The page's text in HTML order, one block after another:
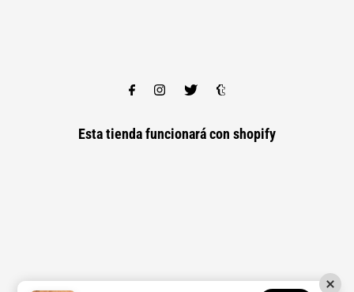
Esta tienda funcionará con shopify